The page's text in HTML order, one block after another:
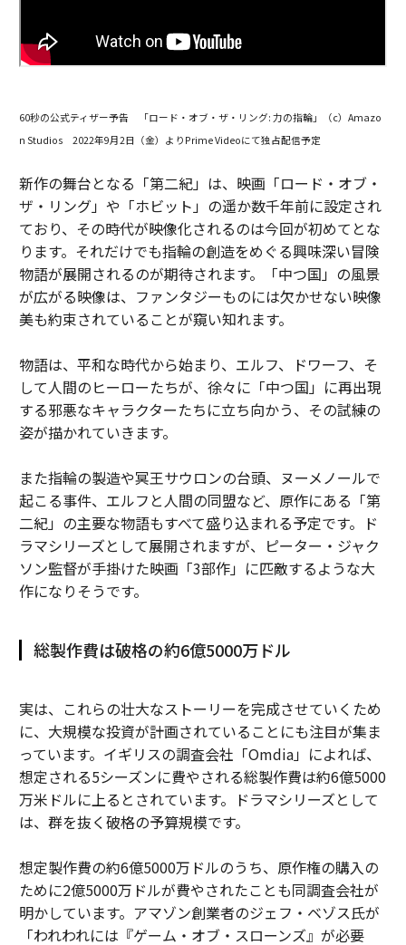
60秒の公式ティザー予告 「ロード・オブ・ザ・リング: 力の指輪」（c）Amazo
n Studios 2022年9月2日（金）よりPrime Videoにて独占配信予定
新作の舞台となる「第二紀」は、映画「ロード・オブ・
ザ・リング」や「ホビット」の遥か数千年前に設定され
ており、その時代が映像化されるのは今回が初めてとな
ります。それだけでも指輪の創造をめぐる興味深い冒険
物語が展開されるのが期待されます。「中つ国」の風景
が広がる映像は、ファンタジーものには欠かせない映像
美も約束されていることが窺い知れます。
物語は、平和な時代から始まり、エルフ、ドワーフ、そ
して人間のヒーローたちが、徐々に「中つ国」に再出現
する邪悪なキャラクターたちに立ち向かう、その試練の
姿が描かれていきます。
また指輪の製造や冥王サウロンの台頭、ヌーメノールで
起こる事件、エルフと人間の同盟など、原作にある「第
二紀」の主要な物語もすべて盛り込まれる予定です。ド
ラマシリーズとして展開されますが、ピーター・ジャク
ソン監督が手掛けた映画「3部作」に匹敵するような大
作になりそうです。
総製作費は破格の約6億5000万ドル
実は、これらの壮大なストーリーを完成させていくため
に、大規模な投資が計画されていることにも注目が集ま
っています。イギリスの調査会社「Omdia」によれば、
想定される5シーズンに費やされる総製作費は約6億5000
万米ドルに上るとされています。ドラマシリーズとして
は、群を抜く破格の予算規模です。
想定製作費の約6億5000万ドルのうち、原作権の購入の
ために2億5000万ドルが費やされたことも同調査会社が
明かしています。アマゾン創業者のジェフ・ベゾス氏が
「われわれには『ゲーム・オブ・スローンズ』が必要